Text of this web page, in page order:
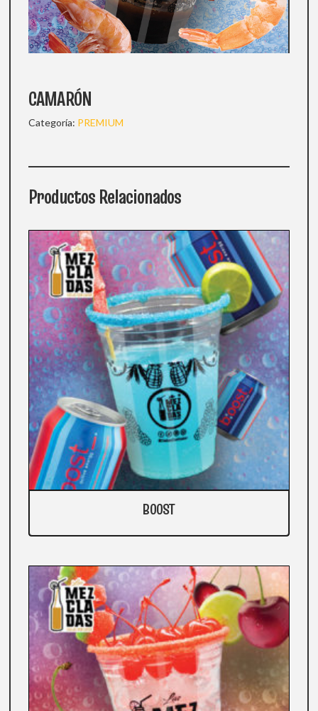
CAMARÓN
Categoría: PREMIUM
Productos Relacionados
BOOST